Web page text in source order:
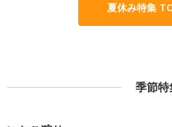
夏休み特集
季節特